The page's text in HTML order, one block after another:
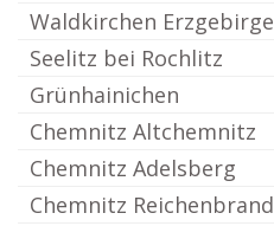
Waldkirchen Erzgebirge
Seelitz bei Rochlitz
Grünhainichen
Chemnitz Altchemnitz
Chemnitz Adelsberg
Chemnitz Reichenbrand